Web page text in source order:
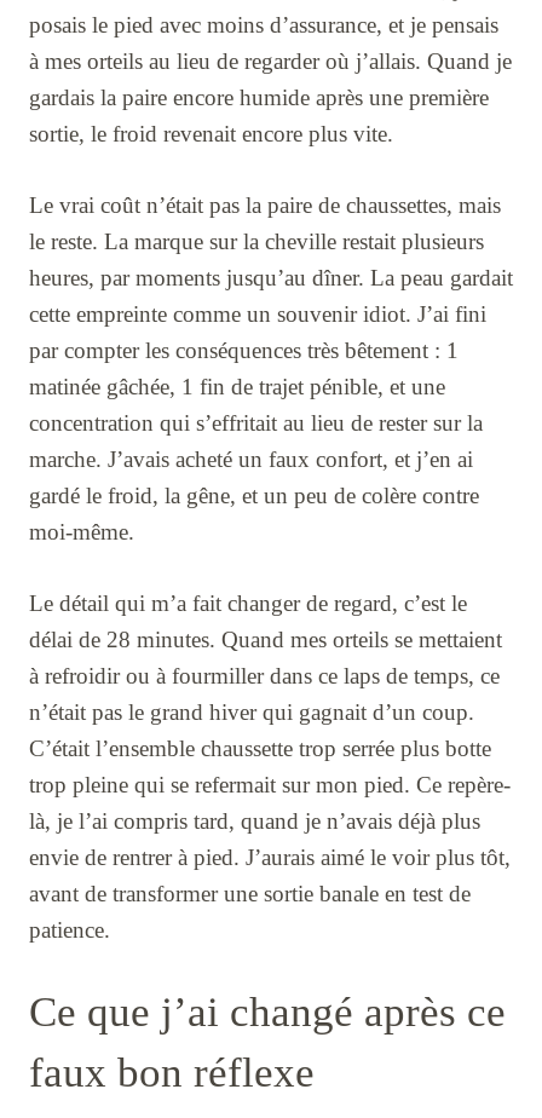
posais le pied avec moins d’assurance, et je pensais
à mes orteils au lieu de regarder où j’allais. Quand je
gardais la paire encore humide après une première
sortie, le froid revenait encore plus vite.
Le vrai coût n’était pas la paire de chaussettes, mais
le reste. La marque sur la cheville restait plusieurs
heures, par moments jusqu’au dîner. La peau gardait
cette empreinte comme un souvenir idiot. J’ai fini
par compter les conséquences très bêtement : 1
matinée gâchée, 1 fin de trajet pénible, et une
concentration qui s’effritait au lieu de rester sur la
marche. J’avais acheté un faux confort, et j’en ai
gardé le froid, la gêne, et un peu de colère contre
moi-même.
Le détail qui m’a fait changer de regard, c’est le
délai de 28 minutes. Quand mes orteils se mettaient
à refroidir ou à fourmiller dans ce laps de temps, ce
n’était pas le grand hiver qui gagnait d’un coup.
C’était l’ensemble chaussette trop serrée plus botte
trop pleine qui se refermait sur mon pied. Ce repère-
là, je l’ai compris tard, quand je n’avais déjà plus
envie de rentrer à pied. J’aurais aimé le voir plus tôt,
avant de transformer une sortie banale en test de
patience.
Ce que j’ai changé après ce
faux bon réflexe